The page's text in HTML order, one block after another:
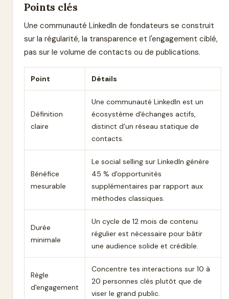
Points clés
Une communauté LinkedIn de fondateurs se construit
sur la régularité, la transparence et l'engagement ciblé,
pas sur le volume de contacts ou de publications.
Point Détails
Définition
claire
Une communauté LinkedIn est un
écosystème d'échanges actifs,
distinct d'un réseau statique de
contacts.
Bénéfice
mesurable
Le social selling sur LinkedIn génère
45 % d'opportunités
supplémentaires par rapport aux
méthodes classiques.
Durée
minimale
Un cycle de 12 mois de contenu
régulier est nécessaire pour bâtir
une audience solide et crédible.
Règle
d'engagement
Concentre tes interactions sur 10 à
20 personnes clés plutôt que de
viser le grand public.